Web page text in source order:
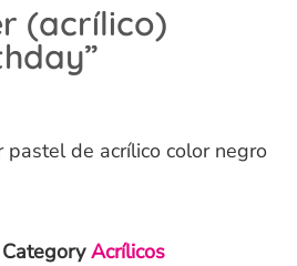
(acrílico)
pastel de acrílico color negro
Category Acrílicos